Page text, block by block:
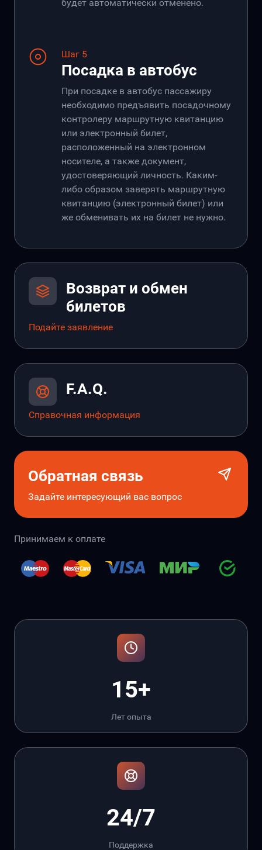
будет автоматически отменено.
Шаг 5
Посадка в автобус
При посадке в автобус пассажиру
необходимо предъявить посадочному
контролеру маршрутную квитанцию
или электронный билет,
расположенный на электронном
носителе, а также документ,
удостоверяющий личность. Каким-
либо образом заверять маршрутную
квитанцию (электронный билет) или
же обменивать их на билет не нужно.
Возврат и обмен
билетов
Подайте заявление
F.A.Q.
Справочная информация
Обратная связь
Задайте интересующий вас вопрос
Принимаем к оплате
15+
Лет опыта
24/7
Поддержка